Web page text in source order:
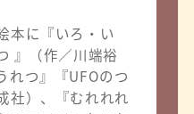
本に『いろ・い
』（作／川端裕
れつ』『UFOのつ
社）、‬『むれれれ